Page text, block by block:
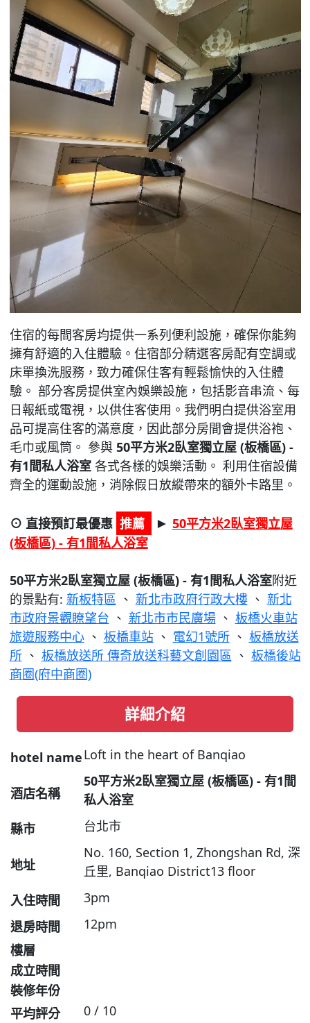
住宿的每間客房均提供一系列便利設施，確保你能夠
擁有舒適的入住體驗。住宿部分精選客房配有空調或
床單換洗服務，致力確保住客有輕鬆愉快的入住體
驗。 部分客房提供室內娛樂設施，包括影音串流、每
日報紙或電視，以供住客使用。我們明白提供浴室用
品可提高住客的滿意度，因此部分房間會提供浴袍、
毛巾或風筒。 參與 50平方米2臥室獨立屋 (板橋區) -
有1間私人浴室各式各樣的娛樂活動。 利用住宿設備
齊全的運動設施，消除假日放縱帶來的額外卡路里。
⊙ 直接預訂最優惠 推薦 ► 50平方米2臥室獨立屋
(板橋區) - 有1間私人浴室
50平方米2臥室獨立屋 (板橋區) - 有1間私人浴室附近
的景點有: 新板特區 、 新北市政府行政大樓、 新北
市政府景觀瞭望台 、 新北市市民廣場、 板橋火車站
旅遊服務中心、 板橋車站、 電幻1號所、 板橋放送
所、 板橋放送所 傳奇放送科藝文創園區 、 板橋後站
商圈(府中商圈)
詳細介紹
hotel nameLoft in the heart of Banqiao
酒店名稱
50平方米2臥室獨立屋 (板橋區) - 有1間
私人浴室
縣市
台北市
地址
No. 160, Section 1, Zhongshan Rd, 深
丘里, Banqiao District13 floor
入住時間
3pm
退房時間
12pm
樓層
成立時間
裝修年份
平均評分
0 / 10